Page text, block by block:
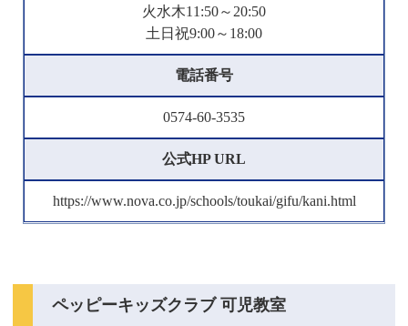
火水木11:50～20:50
土日祝9:00～18:00
電話番号
0574-60-3535
公式HP URL
https://www.nova.co.jp/schools/toukai/gifu/kani.html
ペッピーキッズクラブ 可児教室